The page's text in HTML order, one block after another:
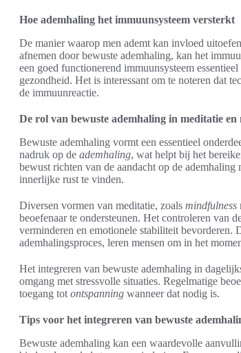
Hoe ademhaling het immuunsysteem versterkt
De manier waarop men ademt kan invloed
afnemen door bewuste ademhaling, kan het
een goed functionerend immuunsysteem
gezondheid. Het is interessant om te noteren dat
de immuunreactie.
De rol van bewuste ademhaling in meditatie en
Bewuste ademhaling vormt een essentieel
nadruk op de ademhaling, wat helpt bij het
bewust richten van de aandacht op de
innerlijke rust te vinden.
Diversen vormen van meditatie, zoals mindfulness
beoefenaar te ondersteunen. Het controleren van
verminderen en emotionele stabiliteit bevorderen.
ademhalingsproces, leren mensen om in het
Het integreren van bewuste ademhaling in
omgang met stressvolle situaties. Regelmatige
toegang tot ontspanning wanneer dat nodig is.
Tips voor het integreren van bewuste
Bewuste ademhaling kan een waardevolle